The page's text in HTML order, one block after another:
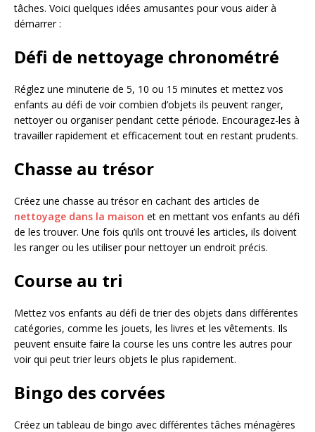
tâches. Voici quelques idées amusantes pour vous aider à
démarrer :
Défi de nettoyage chronométré
Réglez une minuterie de 5, 10 ou 15 minutes et mettez vos
enfants au défi de voir combien d’objets ils peuvent ranger,
nettoyer ou organiser pendant cette période. Encouragez-les à
travailler rapidement et efficacement tout en restant prudents.
Chasse au trésor
Créez une chasse au trésor en cachant des articles de
nettoyage dans la maison et en mettant vos enfants au défi
de les trouver. Une fois qu’ils ont trouvé les articles, ils doivent
les ranger ou les utiliser pour nettoyer un endroit précis.
Course au tri
Mettez vos enfants au défi de trier des objets dans différentes
catégories, comme les jouets, les livres et les vêtements. Ils
peuvent ensuite faire la course les uns contre les autres pour
voir qui peut trier leurs objets le plus rapidement.
Bingo des corvées
Créez un tableau de bingo avec différentes tâches ménagères